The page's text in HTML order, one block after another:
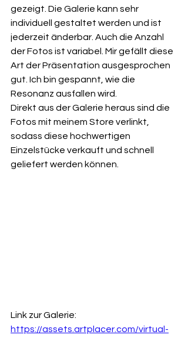
gezeigt. Die Galerie kann sehr
individuell gestaltet werden und ist
jederzeit änderbar. Auch die Anzahl
der Fotos ist variabel. Mir gefällt diese
Art der Präsentation ausgesprochen
gut. Ich bin gespannt, wie die
Resonanz ausfallen wird.
Direkt aus der Galerie heraus sind die
Fotos mit meinem Store verlinkt,
sodass diese hochwertigen
Einzelstücke verkauft und schnell
geliefert werden können.
Link zur Galerie:
https://assets.artplacer.com/virtual-